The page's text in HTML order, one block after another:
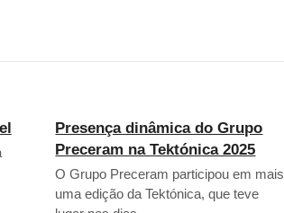
Presença dinâmica do Grupo
Preceram na Tektónica 2025
O Grupo Preceram participou em mais
uma edição da Tektónica, que teve